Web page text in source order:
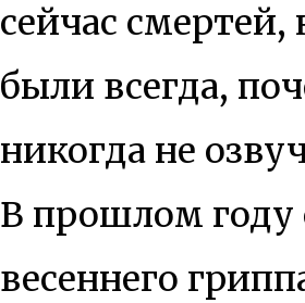
сейчас смертей,
были всегда,
никогда не
В прошлом году
весеннего